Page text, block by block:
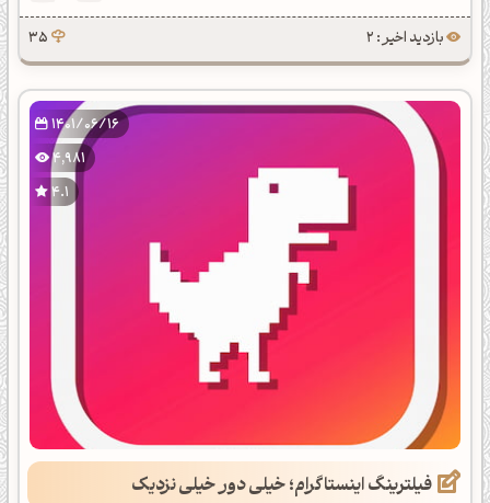
بازدید اخیر : 2 35
1401/06/16
4,981
4.1
فیلترینگ اینستاگرام؛ خیلی دور خیلی نزدیک